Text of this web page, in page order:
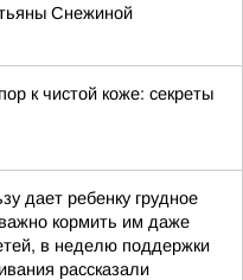
Снежиной
к чистой коже: секреты
дает ребенку грудное
кормить им даже
в неделю поддержки
рассказали